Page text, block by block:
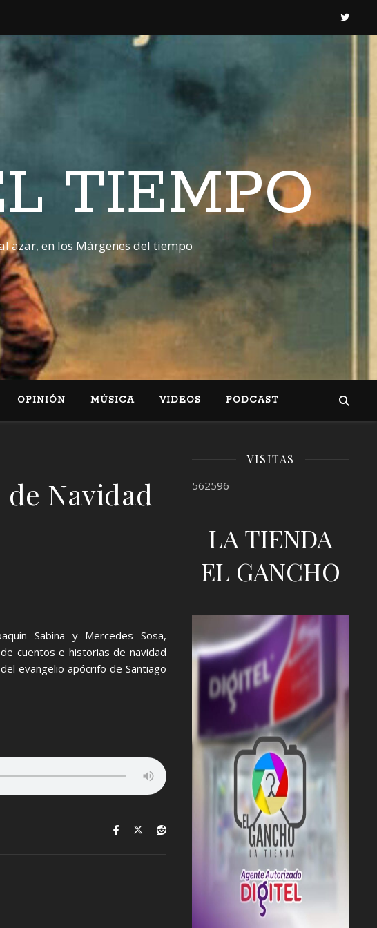
TIEMPO
azar, en los Márgenes del tiempo
OPINIÓN MÚSICA VIDEOS PODCAST
Navidad
Sabina y Mercedes Sosa,
cuentos e historias de navidad
evangelio apócrifo de Santiago
VISITAS
562596
LA TIENDA
EL GANCHO